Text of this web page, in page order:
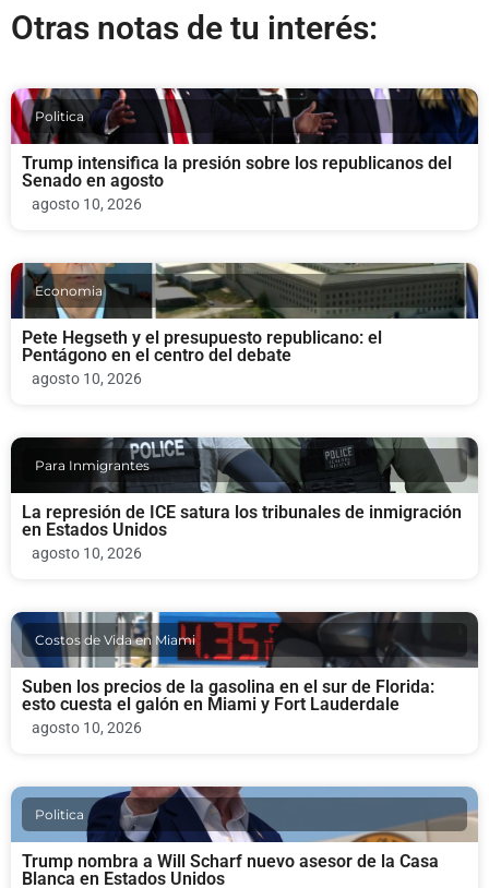
Otras notas de tu interés:
Politica
Trump intensifica la presión sobre los republicanos del
Senado en agosto
agosto 10, 2026
Economia
Pete Hegseth y el presupuesto republicano: el
Pentágono en el centro del debate
agosto 10, 2026
Para Inmigrantes
La represión de ICE satura los tribunales de inmigración
en Estados Unidos
agosto 10, 2026
Costos de Vida en Miami
Suben los precios de la gasolina en el sur de Florida:
esto cuesta el galón en Miami y Fort Lauderdale
agosto 10, 2026
Politica
Trump nombra a Will Scharf nuevo asesor de la Casa
Blanca en Estados Unidos